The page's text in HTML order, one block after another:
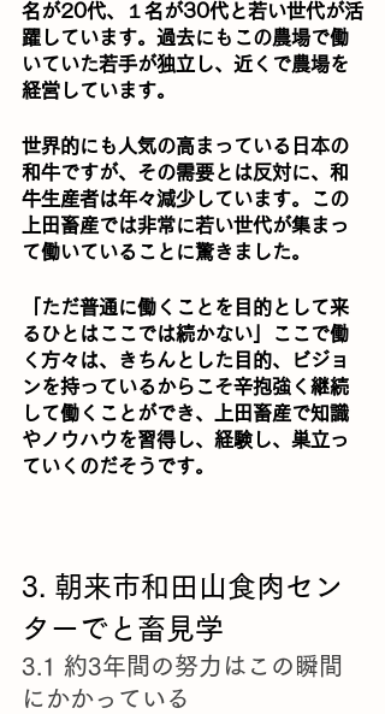
名が20代、１名が30代と若い世代が活
躍しています。過去にもこの農場で働
いていた若手が独立し、近くで農場を
経営しています。
世界的にも人気の高まっている日本の
和牛ですが、その需要とは反対に、和
牛生産者は年々減少しています。この
上田畜産では非常に若い世代が集まっ
て働いていることに驚きました。
「ただ普通に働くことを目的として来
るひとはここでは続かない」ここで働
く方々は、きちんとした目的、ビジョ
ンを持っているからこそ辛抱強く継続
して働くことができ、上田畜産で知識
やノウハウを習得し、経験し、巣立っ
ていくのだそうです。
3. 朝来市和田山食肉セン
ターでと畜見学
3.1 約3年間の努力はこの瞬間
にかかっている